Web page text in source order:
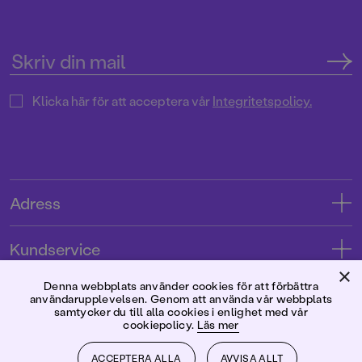
Klicka här för att acceptera vårIntegritetspolicy.
Adress
Tryckerigatan 4
Kundservice
Kontakta oss
Kundservice
Användarvillkor intressenter
Förlaget
Jobba hos oss
×
Denna webbplats använder cookies för att förbättra
användarupplevelsen. Genom att använda vår webbplats
samtycker du till alla cookies i enlighet med vår
cookiepolicy. Läs mer
ACCEPTERA ALLA AVVISA ALLT